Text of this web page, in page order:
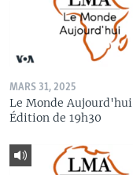
MARS 31, 2025
Le Monde Aujourd'hui
Édition de 19h30